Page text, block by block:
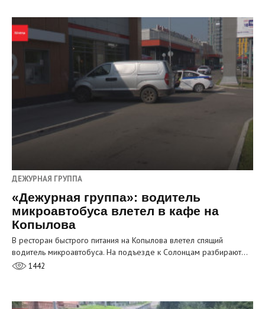
ДЕЖУРНАЯ ГРУППА
«Дежурная группа»: водитель
микроавтобуса влетел в кафе на
Копылова
В ресторан быстрого питания на Копылова влетел спящий
водитель микроавтобуса. На подъезде к Солонцам разбирают…
1442